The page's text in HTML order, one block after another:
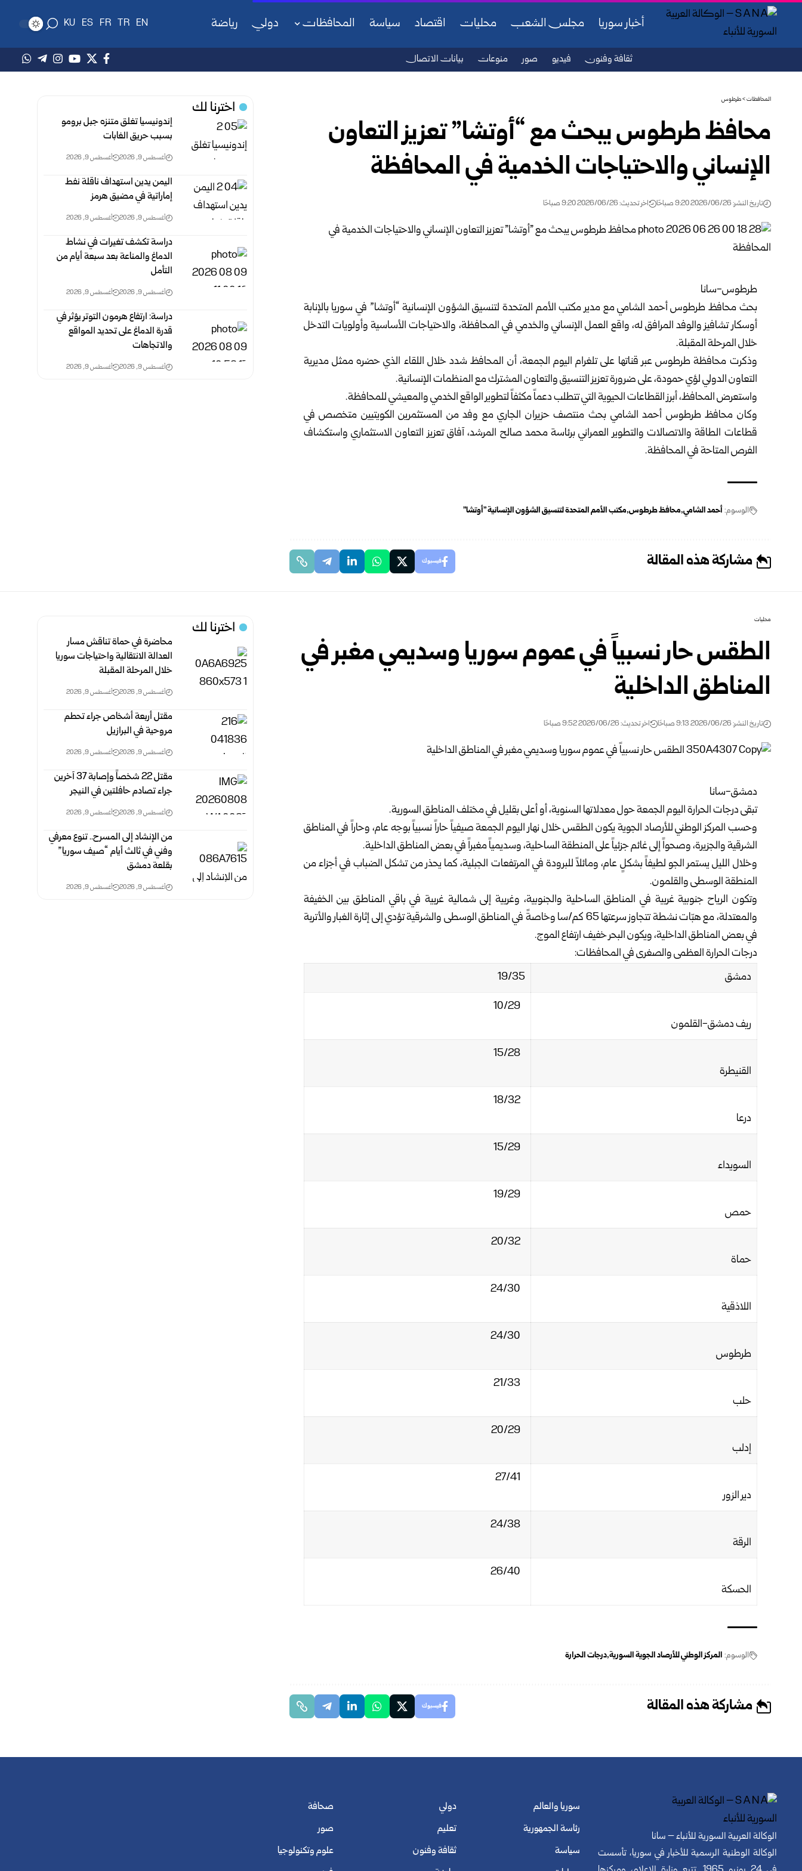
أخبار سوريا مجلس الشعب محليات اقتصاد سياسة المحافظات دولي رياضة EN
TR
FR
ES
KU
ثقافة وفنون فيديو صور منوعات بيانات الاتصال
المحافظات>طرطوس
محافظ طرطوس يبحث مع “أوتشا” تعزيز التعاون
الإنساني والاحتياجات الخدمية في ‏المحافظة
تاريخ النشر: 2026/06/26 9:20 صباحًا اخر تحديث: 2026/06/26 9:20 صباحًا
طرطوس-سانا‏
بحث محافظ طرطوس أحمد الشامي مع مدير مكتب الأمم المتحدة لتنسيق الشؤون ‏الإنسانية “أوتشا” في سوريا بالإنابة
أوسكار تشافيز والوفد المرافق له، واقع العمل ‏الإنساني والخدمي في المحافظة، والاحتياجات الأساسية وأولويات التدخل
خلال المرحلة ‏المقبلة.‏
وذكرت محافظة طرطوسعبر قناتها على تلغرام اليوم الجمعة، أن المحافظ شدد خلال ‏اللقاء الذي حضره ممثل مديرية
التعاون الدولي لؤي حمودة، على ضرورة تعزيز التنسيق ‏والتعاون المشترك مع المنظمات الإنسانية.‏
واستعرض المحافظ، أبرز القطاعات الحيوية التي تتطلب دعماً مكثفاً لتطوير الواقع ‏الخدمي والمعيشي للمحافظة.‏
وكان محافظ طرطوس أحمد الشامي بحث منتصف حزيران الجاري مع وفد من ‏المستثمرين الكويتيين متخصص في
قطاعات الطاقة والاتصالات والتطوير العمراني ‏برئاسة محمد صالح المرشد، آفاق تعزيز التعاون الاستثماري واستكشاف
الفرص المتاحة ‏في المحافظة.‏
الوسوم: أحمد الشامي محافظ طرطوس مكتب الأمم المتحدة لتنسيق الشؤون ‏الإنسانية "أوتشا"
مشاركة هذه المقالة فيسبوك
اخترنا لك
إندونيسيا تغلق متنزه جبل برومو
بسبب حريق الغابات
أغسطس 9, 2026 أغسطس 9, 2026
اليمن يدين استهداف ناقلة نفط
إماراتية في مضيق هرمز
أغسطس 9, 2026 أغسطس 9, 2026
دراسة تكشف تغيرات في نشاط
الدماغ والمناعة بعد سبعة أيام من
التأمل
أغسطس 9, 2026 أغسطس 9, 2026
دراسة: ارتفاع هرمون التوتر يؤثر في
قدرة الدماغ على تحديد المواقع
والاتجاهات
أغسطس 9, 2026 أغسطس 9, 2026
محليات
الطقس حار نسبياً في عموم سوريا وسديمي مغبر في
المناطق الداخلية
تاريخ النشر: 2026/06/26 9:13 صباحًا اخر تحديث: 2026/06/26 9:52 صباحًا
دمشق-سانا
تبقى درجات الحرارة اليوم الجمعة حول معدلاتها السنوية، أو أعلى بقليل في مختلف ‏المناطق السورية.‏
وحسب المركز الوطني للأرصاد الجوية يكون الطقس خلال نهار اليوم الجمعة صيفياً ‏حاراً نسبياً بوجه عام، وحاراً في المناطق
الشرقية والجزيرة، وصحواً إلى غائم جزئياً ‏على المنطقة الساحلية، وسديمياً مغبراً في بعض المناطق الداخلية.‏
وخلال الليل يستمر الجو لطيفاً بشكلٍ عام، ومائلاً للبرودة في المرتفعات الجبلية، كما ‏يحذر من تشكل الضباب في أجزاء من
المنطقة الوسطى والقلمون.‏
وتكون الرياح جنوبية غربية في المناطق الساحلية والجنوبية، وغربية إلى شمالية غربية ‏في باقي المناطق بين الخفيفة
والمعتدلة، مع هبّات نشطة تتجاوز سرعتها 65 كم/سا و‏خاصةً في المناطق الوسطى والشرقية تؤدي إلى إثارة الغبار والأتربة
في بعض المناطق ‏الداخلية، ويكون البحر خفيف ارتفاع الموج.‏
درجات الحرارة العظمى والصغرى في المحافظات:‏
دمشق
19/35‏
ريف دمشق-القلمون
10/29‏
القنيطرة
15/28‏
درعا
18/32‏
السويداء
15/29‏
حمص
19/29‏
حماة
20/32‏
اللاذقية
طرطوس
حلب
21/33‏
إدلب
20/29‏
دير الزور
الرقة
24/38‏
الحسكة
الوسوم: المركز الوطني للأرصاد الجوية السورية درجات الحرارة
مشاركة هذه المقالة فيسبوك
اخترنا لك
محاضرة في حماة تناقش مسار
العدالة الانتقالية واحتياجات سوريا
خلال ‏المرحلة المقبلة
أغسطس 9, 2026 أغسطس 9, 2026
مقتل أربعة أشخاص جراء تحطم
مروحية في البرازيل
أغسطس 9, 2026 أغسطس 9, 2026
مقتل 22 شخصاً وإصابة 37 آخرين
جراء تصادم حافلتين في النيجر
أغسطس 9, 2026 أغسطس 9, 2026
من الإنشاد إلى المسرح.. تنوع معرفي
وفني في ثالث أيام “صيف سوريا”
‏بقلعة دمشق
أغسطس 9, 2026 أغسطس 9, 2026
الوكالة العربية السورية للأنباء – سانا
الوكالة الوطنية الرسمية للأخبار في سوريا، تأسست
سوريا والعالم
رئاسة الجمهورية
سياسة
دولي
تعليم
ثقافة وفنون
صحافة
صور
علوم وتكنولوجيا